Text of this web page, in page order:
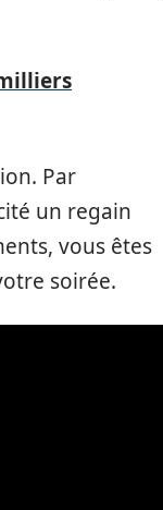
Par
un regain
vous êtes
soirée.